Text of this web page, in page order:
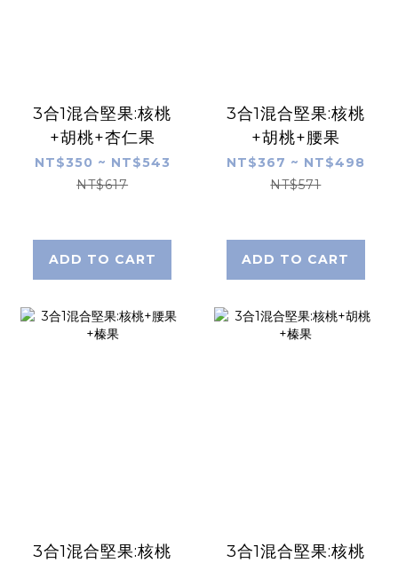
3合1混合堅果:核桃
+胡桃+杏仁果
NT$350 ~ NT$543
NT$617
ADD TO CART
3合1混合堅果:核桃
+胡桃+腰果
NT$367 ~ NT$498
NT$571
ADD TO CART
3合1混合堅果:核桃
3合1混合堅果:核桃